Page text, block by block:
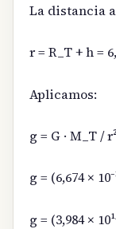
La distancia
r = R_T + h =
Aplicamos:
g = G · M_T /
g = (6,674 ×
g = (3,984 ×